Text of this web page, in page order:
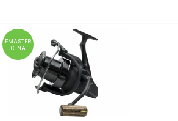
FMASTER
CENA